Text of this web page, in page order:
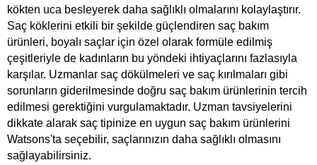
kökten uca besleyerek daha sağlıklı olmalarını kolaylaştırır.
Saç köklerini etkili bir şekilde güçlendiren saç bakım
ürünleri, boyalı saçlar için özel olarak formüle edilmiş
çeşitleriyle de kadınların bu yöndeki ihtiyaçlarını fazlasıyla
karşılar. Uzmanlar saç dökülmeleri ve saç kırılmaları gibi
sorunların giderilmesinde doğru saç bakım ürünlerinin tercih
edilmesi gerektiğini vurgulamaktadır. Uzman tavsiyelerini
dikkate alarak saç tipinize en uygun saç bakım ürünlerini
Watsons'ta seçebilir, saçlarınızın daha sağlıklı olmasını
sağlayabilirsiniz.